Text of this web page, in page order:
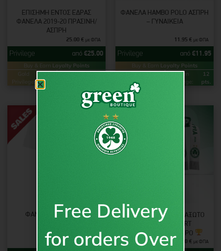
ΕΠΊΣΗΜΗ ΕΝΤΌΣ ΈΔΡΑΣ
ΦΑΝΈΛΑ 2019-20 ΠΡΆΣΙΝΗ/
ΆΣΠΡΗ
25.00 € με ΦΠΑ
από €25.00
Buy & Earn Loyalty Points
Gold
Privilege:
50
pts.
Green
25
ΦΑΝΈΛΑ HAMBO POLO ΆΣΠΡΗ
– ΓΥΝΑΙΚΕΊΑ
11.95 € με ΦΠΑ
από €11.95
Buy & Earn Loyalty Points
Gold
Privilege:
24
Green
Privilege:
12
pts.
ΦΑΝΕΛΑ NASH SHIRT
9.95 € με ΦΠΑ
ΠΡΟΣΦΟΡΑ – ΜΕΤΑΞΩΤΌ
ΚΑΣΚΌΛ + T-SHIRT
ΠΡΩΤΑΘΛΗΤΏΝ ΆΣΠΡΟ
30.00 € με ΦΠΑ
Free Delivery
for orders Over